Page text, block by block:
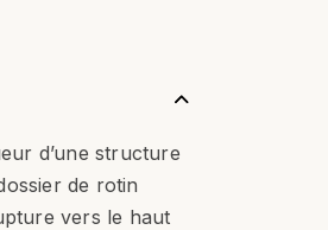
d’une structure
de rotin
vers le haut